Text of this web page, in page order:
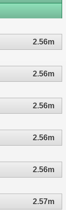
2.56m
2.56m
2.56m
2.56m
2.56m
2.57m